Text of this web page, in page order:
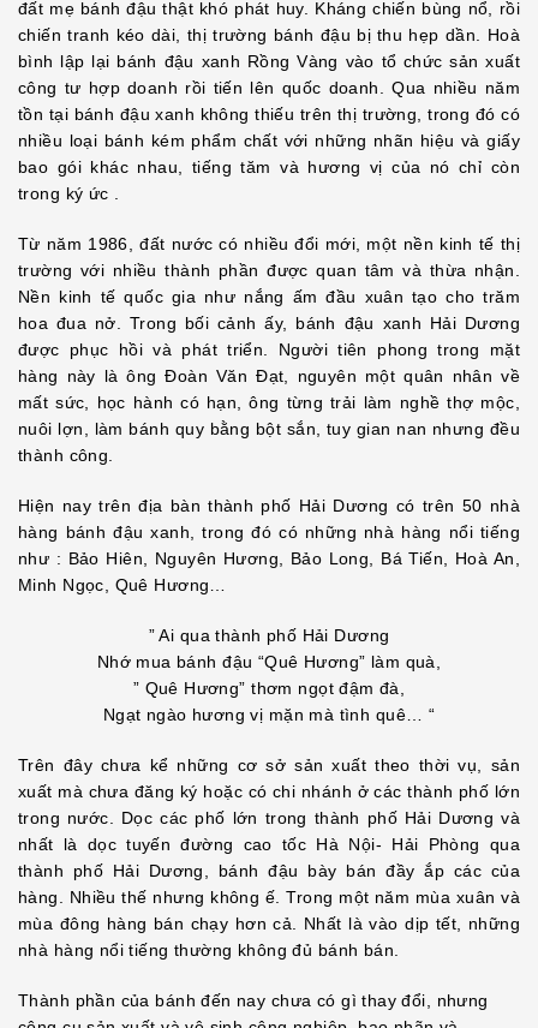
đất mẹ bánh đậu thật khó phát huy. Kháng chiến bùng nổ, rồi
chiến tranh kéo dài, thị trường bánh đậu bị thu hẹp dần. Hoà
bình lập lại bánh đậu xanh Rồng Vàng vào tổ chức sản xuất
công tư hợp doanh rồi tiến lên quốc doanh. Qua nhiều năm
tồn tại bánh đậu xanh không thiếu trên thị trường, trong đó có
nhiều loại bánh kém phẩm chất với những nhãn hiệu và giấy
bao gói khác nhau, tiếng tăm và hương vị của nó chỉ còn
trong ký ức .
Từ năm 1986, đất nước có nhiều đổi mới, một nền kinh tế thị
trường với nhiều thành phần được quan tâm và thừa nhận.
Nền kinh tế quốc gia như nắng ấm đầu xuân tạo cho trăm
hoa đua nở. Trong bối cảnh ấy, bánh đậu xanh Hải Dương
được phục hồi và phát triển. Người tiên phong trong mặt
hàng này là ông Đoàn Văn Đạt, nguyên một quân nhân về
mất sức, học hành có hạn, ông từng trải làm nghề thợ mộc,
nuôi lợn, làm bánh quy bằng bột sắn, tuy gian nan nhưng đều
thành công.
Hiện nay trên địa bàn thành phố Hải Dương có trên 50 nhà
hàng bánh đậu xanh, trong đó có những nhà hàng nổi tiếng
như : Bảo Hiên, Nguyên Hương, Bảo Long, Bá Tiến, Hoà An,
Minh Ngọc, Quê Hương…
” Ai qua thành phố Hải Dương
Nhớ mua bánh đậu “Quê Hương” làm quà,
” Quê Hương” thơm ngọt đậm đà,
Ngạt ngào hương vị mặn mà tình quê… “
Trên đây chưa kể những cơ sở sản xuất theo thời vụ, sản
xuất mà chưa đăng ký hoặc có chi nhánh ở các thành phố lớn
trong nước. Dọc các phố lớn trong thành phố Hải Dương và
nhất là dọc tuyến đường cao tốc Hà Nội- Hải Phòng qua
thành phố Hải Dương, bánh đậu bày bán đầy ắp các của
hàng. Nhiều thế nhưng không ế. Trong một năm mùa xuân và
mùa đông hàng bán chạy hơn cả. Nhất là vào dịp tết, những
nhà hàng nổi tiếng thường không đủ bánh bán.
Thành phần của bánh đến nay chưa có gì thay đổi, nhưng